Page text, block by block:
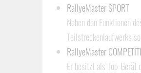
RallyeMaster SPORT
Neben den Funktionen
Teilstreckenlaufwerks
RallyeMaster
Er besitzt als Top-